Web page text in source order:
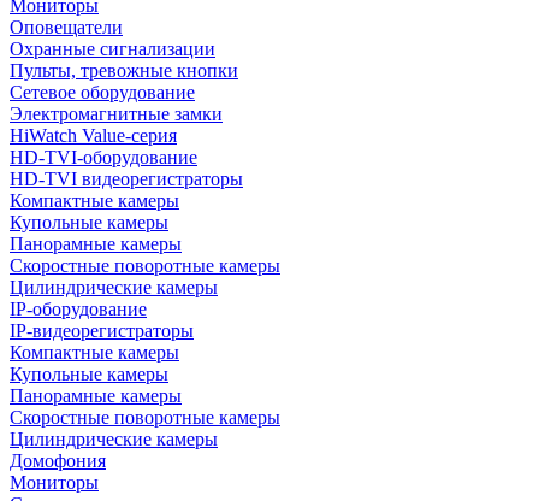
Мониторы
Оповещатели
Охранные сигнализации
Пульты, тревожные кнопки
Сетевое оборудование
Электромагнитные замки
HiWatch Value-серия
HD-TVI-оборудование
HD-TVI видеорегистраторы
Компактные камеры
Купольные камеры
Панорамные камеры
Скоростные поворотные камеры
Цилиндрические камеры
IP-оборудование
IP-видеорегистраторы
Компактные камеры
Купольные камеры
Панорамные камеры
Скоростные поворотные камеры
Цилиндрические камеры
Домофония
Мониторы